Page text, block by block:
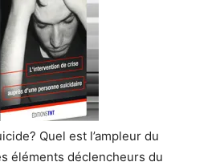
Quel est l’ampleur du
éléments déclencheurs du